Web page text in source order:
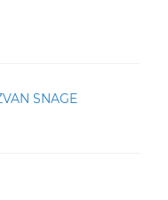
SNAGE